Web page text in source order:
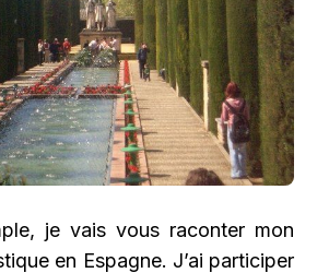
je vais vous raconter mon
en Espagne. J’ai participer